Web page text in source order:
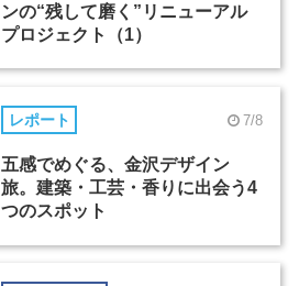
ンの“残して磨く”リニューアル
プロジェクト（1）
レポート 7/8
五感でめぐる、金沢デザイン
旅。建築・工芸・香りに出会う4
つのスポット